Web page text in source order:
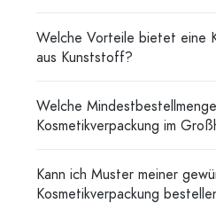
Welche Vorteile bietet eine
aus Kunststoff?
Welche
Kosmetikverpackung im
Kann ich Muster meiner
Kosmetikverpackung